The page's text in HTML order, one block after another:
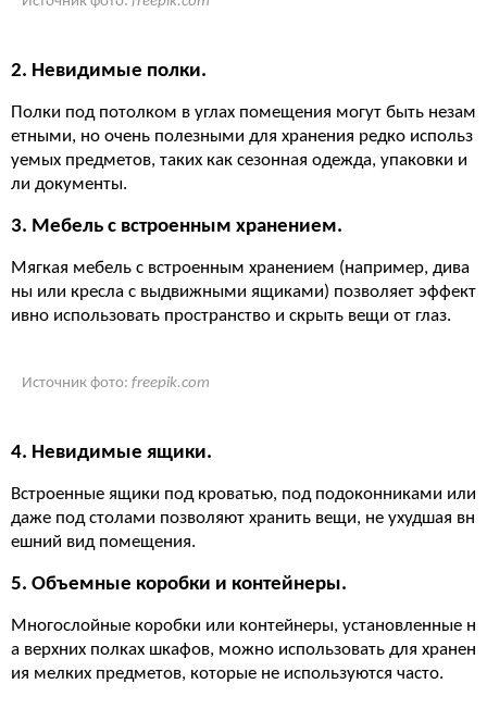
2. Невидимые полки.
Полки под потолком в углах помещения могут быть незам
етными, но очень полезными для хранения редко использ
уемых предметов, таких как сезонная одежда, упаковки и
ли документы.
3. Мебель с встроенным хранением.
Мягкая мебель с встроенным хранением (например, дива
ны или кресла с выдвижными ящиками) позволяет эффект
ивно использовать пространство и скрыть вещи от глаз.
Источник фото: freepik.com
4. Невидимые ящики.
Встроенные ящики под кроватью, под подоконниками или
даже под столами позволяют хранить вещи, не ухудшая вн
ешний вид помещения.
5. Объемные коробки и контейнеры.
Многослойные коробки или контейнеры, установленные н
а верхних полках шкафов, можно использовать для хранен
ия мелких предметов, которые не используются часто.